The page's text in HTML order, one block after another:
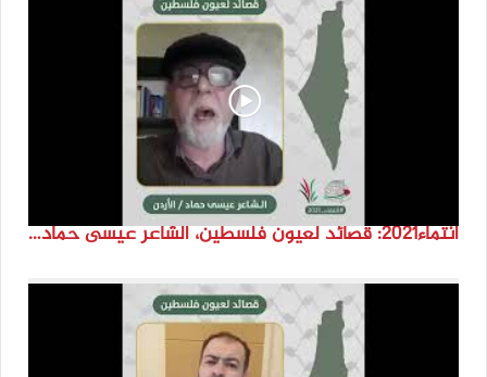
انتماء2021: قصائد لعيون فلسطين، الشاعر عيسى حماد، الاردن